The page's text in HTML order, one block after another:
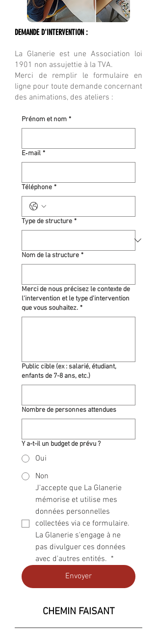
DEMANDE D'INTERVENTION :
La Glanerie est une Association loi
1901 non assujettie à la TVA.
Merci de remplir le formulaire en
ligne pour toute demande concernant
des animations, des ateliers :
Prénom et nom *
E‑mail *
Téléphone *
Type de structure *
Nom de la structure *
Merci de nous précisez le contexte de
l'intervention et le type d'intervention
que vous souhaitez. *
Public cible (ex : salarié, étudiant,
enfants de 7-8 ans, etc.)
Nombre de personnes attendues
Y a-t-il un budget de prévu ?
Oui
Non
J'accepte que La Glanerie
mémorise et utilise mes
données personnelles
collectées via ce formulaire.
La Glanerie s'engage à ne
pas divulguer ces données
avec d'autres entités. *
Envoyer
CHEMIN FAISANT